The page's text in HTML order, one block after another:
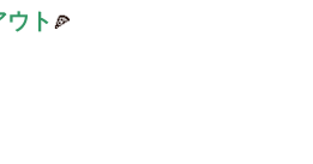
ウト 🍕